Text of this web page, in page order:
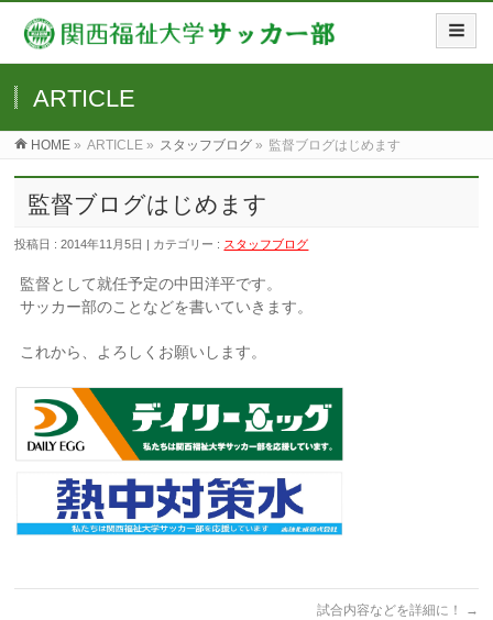
ARTICLE
HOME » ARTICLE » スタッフブログ » 監督ブログはじめます
監督ブログはじめます
投稿日 : 2014年11月5日 | カテゴリー : スタッフブログ
監督として就任予定の中田洋平です。
サッカー部のことなどを書いていきます。
これから、よろしくお願いします。
試合内容などを詳細に！ →